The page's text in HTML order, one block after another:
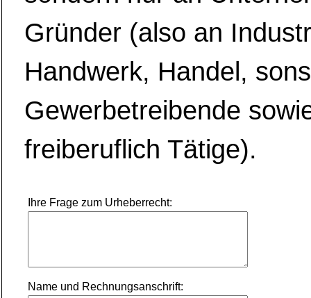
Gründer (also an
Handwerk, Handel,
Gewerbetreibende
freiberuflich Tätige).
Ihre Frage zum Urheberrecht:
Name und Rechnungsanschrift: